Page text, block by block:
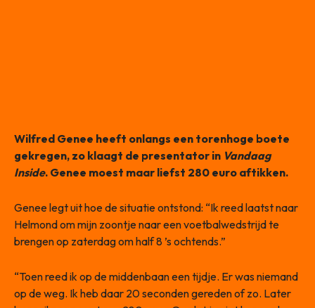
Wilfred Genee heeft onlangs een torenhoge boete
gekregen, zo klaagt de presentator in Vandaag
Inside. Genee moest maar liefst 280 euro aftikken.
Genee legt uit hoe de situatie ontstond: “Ik reed laatst naar
Helmond om mijn zoontje naar een voetbalwedstrijd te
brengen op zaterdag om half 8 ’s ochtends.”
“Toen reed ik op de middenbaan een tijdje. Er was niemand
op de weg. Ik heb daar 20 seconden gereden of zo. Later